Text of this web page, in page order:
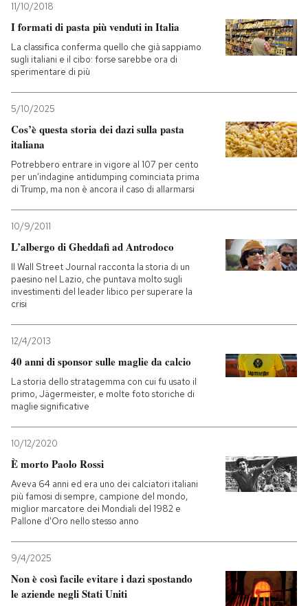
11/10/2018
I formati di pasta più venduti in Italia
La classifica conferma quello che già sappiamo
sugli italiani e il cibo: forse sarebbe ora di
sperimentare di più
5/10/2025
Cos’è questa storia dei dazi sulla pasta
italiana
Potrebbero entrare in vigore al 107 per cento
per un’indagine antidumping cominciata prima
di Trump, ma non è ancora il caso di allarmarsi
10/9/2011
L’albergo di Gheddafi ad Antrodoco
Il Wall Street Journal racconta la storia di un
paesino nel Lazio, che puntava molto sugli
investimenti del leader libico per superare la
crisi
12/4/2013
40 anni di sponsor sulle maglie da calcio
La storia dello stratagemma con cui fu usato il
primo, Jägermeister, e molte foto storiche di
maglie significative
10/12/2020
È morto Paolo Rossi
Aveva 64 anni ed era uno dei calciatori italiani
più famosi di sempre, campione del mondo,
miglior marcatore dei Mondiali del 1982 e
Pallone d'Oro nello stesso anno
9/4/2025
Non è così facile evitare i dazi spostando
le aziende negli Stati Uniti